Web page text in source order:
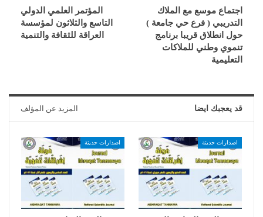
اجتماع موسع مع الملاك
التدريبي ( فرع حي جامعة )
حول انطلاق قريبا برنامج
تنموي وطني للملاكات
التعليمية
المؤتمر العلمي الدولي
التاسع والثلاثون لمؤسسة
العراقة للثقافة والتنمية
قد يعجبك ايضا المزيد عن المؤلف
اصدارات حديثة اصدارات حديثة